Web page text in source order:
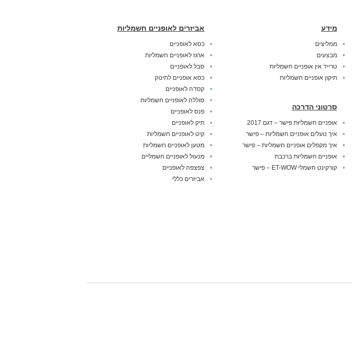
מידע
ממליצים
מבצעים
טרייד אין אופניים חשמליות
תיקון אופניים חשמליות
סרטוני הדרכה
אופניים חשמליות פישר – דגם 2017
איך נועלים אופניים חשמליות – פישר
איך מקפלים אופניים חשמליות – פישר
אופניים חשמליות ברכבת
קורקינט חשמלי ET-WOW – פישר
אביזרים לאופניים חשמליות
כסא לאופניים
ארגז לאופניים חשמליות
סבל לאופניים
כסא אופניים לתינוק
קסדה לאופניים
סוללה לאופניים חשמליות
פנס לאופניים
תיק לאופניים
קיט לאופניים חשמליות
מטען לאופניים חשמליות
מנעול לאופניים חשמליים
צפצפה לאופניים
אביזרים כללי